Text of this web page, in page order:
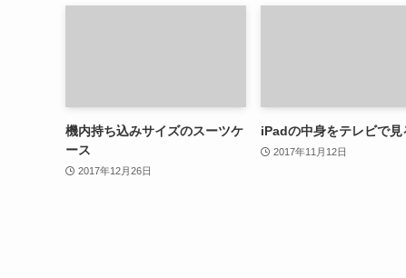
機内持ち込みサイズのスーツケ
ース
2017年12月26日
iPadの中身をテレビで見
2017年11月12日